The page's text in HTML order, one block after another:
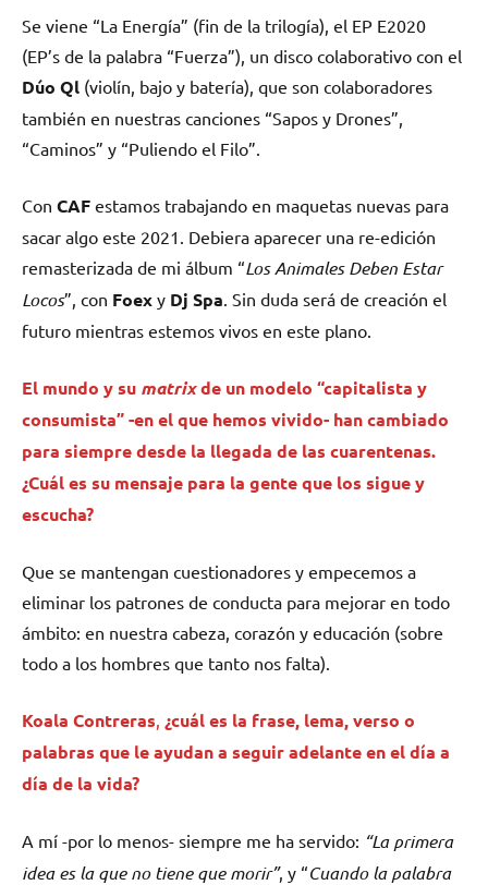
Se viene “La Energía” (fin de la trilogía), el EP E2020
(EP’s de la palabra “Fuerza”), un disco colaborativo con el
Dúo Ql (violín, bajo y batería), que son colaboradores
también en nuestras canciones “Sapos y Drones”,
“Caminos” y “Puliendo el Filo”.
Con CAF estamos trabajando en maquetas nuevas para
sacar algo este 2021. Debiera aparecer una re-edición
remasterizada de mi álbum “Los Animales Deben Estar
Locos”, con Foex y Dj Spa . Sin duda será de creación el
futuro mientras estemos vivos en este plano.
El mundo y su matrixde un modelo “capitalista y
consumista” -en el que hemos vivido- han cambiado
para siempre desde la llegada de las cuarentenas.
¿Cuál es su mensaje para la gente que los sigue y
escucha?
Que se mantengan cuestionadores y empecemos a
eliminar los patrones de conducta para mejorar en todo
ámbito: en nuestra cabeza, corazón y educación (sobre
todo a los hombres que tanto nos falta).
Koala Contreras ¿cuál es la frase, lema, verso o
palabras que le ayudan a seguir adelante en el día a
día de la vida?
A mí -por lo menos- siempre me ha servido: “La primera
idea es la que no tiene que morir”, y “Cuando la palabra